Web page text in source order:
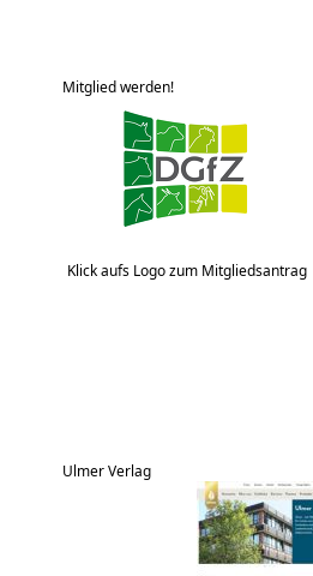
Mitglied werden!
Klick aufs Logo zum Mitgliedsantrag
Ulmer Verlag